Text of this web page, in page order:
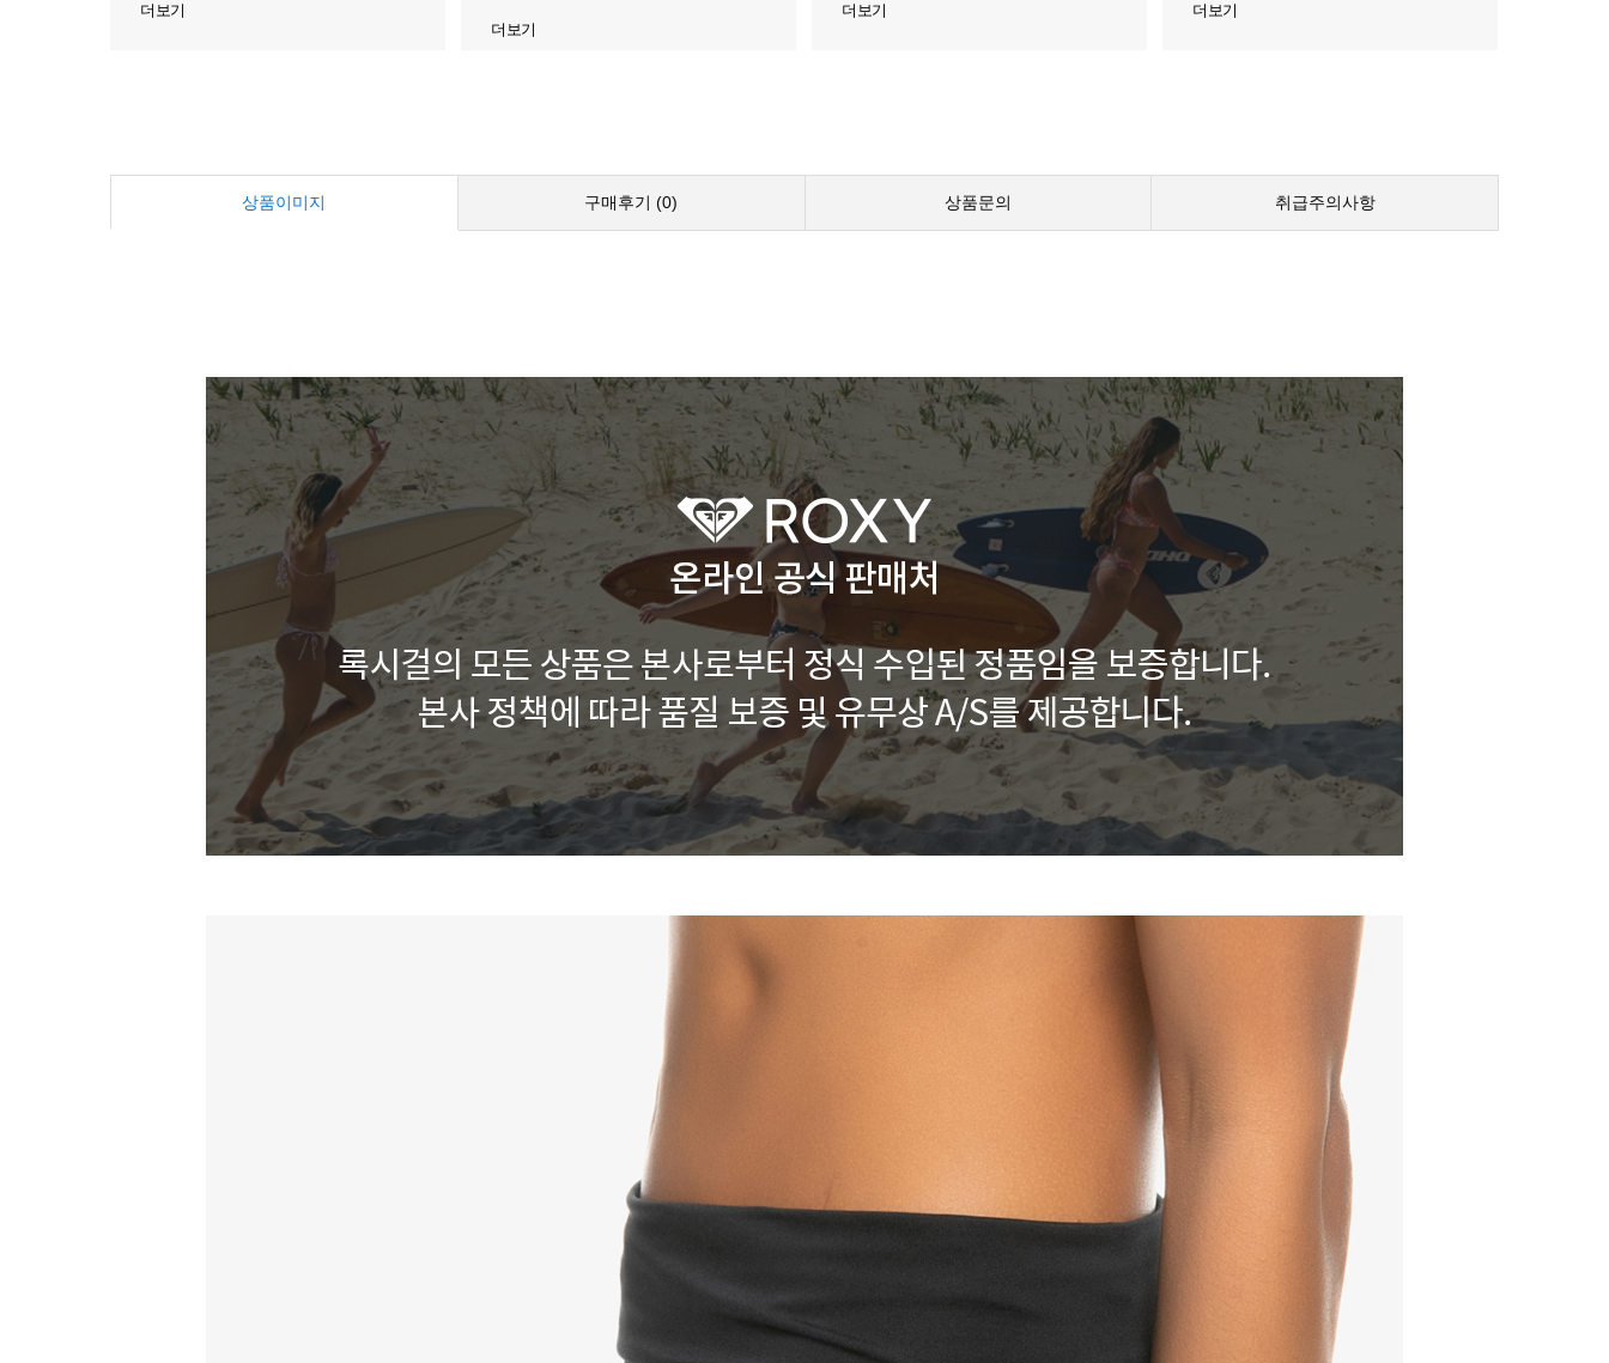
더보기
더보기
더보기 더보기
상품이미지 구매후기 (0) 상품문의 취급주의사항